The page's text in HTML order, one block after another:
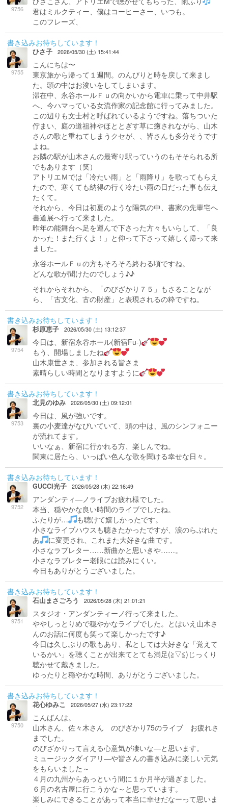
9756
君はミルクティー、僕はコーヒーさー、いつも。
このフレーズ、
書き込みお待ちしています！
9755
ひさ子 2026/05/30 (土) 15:41:44
こんにちは〜
東京旅から帰って１週間。のんびりと時を戻して来まし
た。頭の中はお浚いをしてしまいます。
滞在中、永谷ホールＦｕの向かいから電車に乗って中井駅
へ、今ハマっている女流作家の記念館に行ってみました。
この辺りも文士村と呼ばれているようですね。落ちついた
佇まい、庭の道祖神やほととぎす草に癒されながら、山木
さんの歌と重ねてしまうクセが、、皆さんも多分そうです
よね。
お隣の駅が山木さんの最寄り駅っていうのもそそられる所
でもあります（笑）
アトリエＭでは「冷たい雨」と「雨降り」を歌ってもらえ
たので、寒くても納得の行く冷たい雨の日だった事も伝え
たくて。
それから、今日は初夏のような陽気の中、書家の先輩宅へ
書道展へ行って来ました。
昨年の能舞台へ足を運んで下さった方々もいらして、「良
かった！また行くよ！」と仰って下さって嬉しく帰って来
ました。
永谷ホールＦｕの方もそろそろ終わる頃ですね。
どんな歌が聞けたのでしょう♪♪
それからそれから、「のびざかり７５」もさることなが
ら、「古文化、古の財産」と表現されるの粋ですね。
書き込みお待ちしています！
9754
杉原恵子 2026/05/30 (土) 13:12:37
今日は、新宿永谷ホール(新宿Fu-)
もう、開場しましたね
山木康世さま、参加される皆さま
素晴らしい時間となりますように
書き込みお待ちしています！
9753
北見のゆみ 2026/05/30 (土) 09:12:01
今日は、風が強いです。
裏の小麦達がなびいていて、頭の中は、風のシンフォニー
が流れてます。
いいなぁ、新宿に行かれる方、楽しんでね。
関東に居たら、いっぱい色んな歌を聞ける幸せな日々。
書き込みお待ちしています！
9752
GUCCI光子 2026/05/28 (木) 22:16:49
アンダンティ―ノライブお疲れ様でした。
本当、穏やかな良い時間のライブでしたね。
ふたりが…
も聴けて嬉しかったです。
小さなライブハウスも聴きたかったですが、涙のらぶれた
あ
に変更され、これまた大好きな曲です。
小さなラブレター……新曲かと思いきや……。
小さなラブレター老眼には読みにくい。
今日もありがとうございました。
書き込みお待ちしています！
9751
石山まさごろう 2026/05/28 (木) 21:01:21
スタジオ・アンダンティーノ行って来ました。
ややしっとりめで穏やかなライブでした。とはいえ山木さ
んのお話に何度も笑って楽しかったです♪
今日は久しぶりの歌もあり、私としては大好きな「覚えて
いるかい」を聴くことが出来てとても満足(⁠≧⁠▽⁠≦⁠)じっくり
聴かせて戴きました。
ゆったりと穏やかな時間、ありがとうございました。
書き込みお待ちしています！
9750
花心ゆみこ 2026/05/27 (水) 23:17:22
こんばんは。
山木さん、佐々木さん のびざかり75のライブ お疲れさ
までした。
のびざかりって言える心意気が凄いな―と思います。
ミュージックダイアリ―や皆さんの書き込みに楽しい元気
をもらいました～
４月の九州からあっという間に１か月半が過ぎました。
６月の名古屋に行こうかな～と思っています。
楽しみにできることがあって本当に幸せだなーって思いま